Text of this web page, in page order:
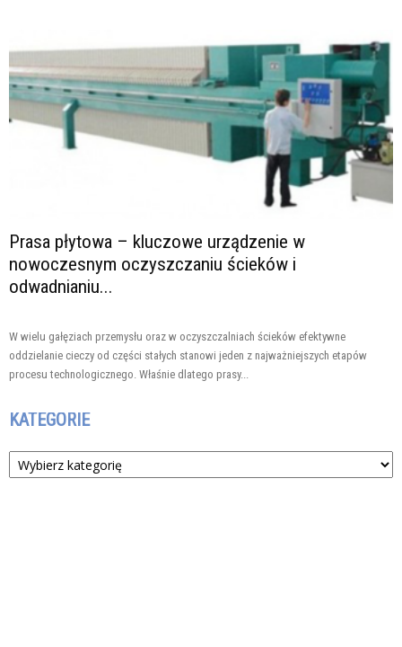
Prasa płytowa – kluczowe urządzenie w
nowoczesnym oczyszczaniu ścieków i
odwadnianiu...
W wielu gałęziach przemysłu oraz w oczyszczalniach ścieków efektywne
oddzielanie cieczy od części stałych stanowi jeden z najważniejszych etapów
procesu technologicznego. Właśnie dlatego prasy...
KATEGORIE
Kategorie